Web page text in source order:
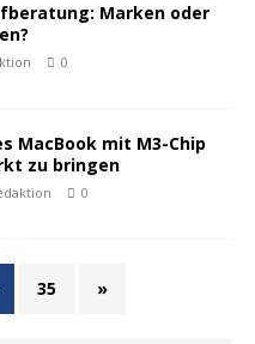
Marken oder
0
MacBook mit M3-Chip
zu bringen
0
35 »